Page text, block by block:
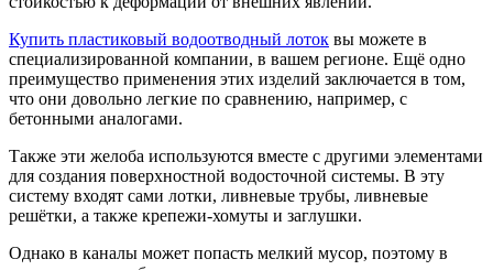
Купить пластиковый водоотводный лоток вы можете в
специализированной компании, в вашем регионе. Ещё одно
преимущество применения этих изделий заключается в том,
что они довольно легкие по сравнению, например, с
бетонными аналогами.
Также эти желоба используются вместе с другими элементами
для создания поверхностной водосточной системы. В эту
систему входят сами лотки, ливневые трубы, ливневые
решётки, а также крепежи-хомуты и заглушки.
Однако в каналы может попасть мелкий мусор, поэтому в